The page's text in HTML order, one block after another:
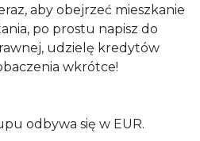
aby obejrzeć mieszkanie
po prostu napisz do
udzielę kredytów
wkrótce!
odbywa się w EUR.